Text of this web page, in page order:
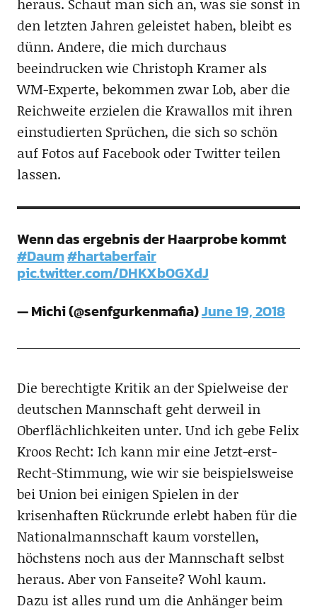
heraus. Schaut man sich an, was sie sonst in
den letzten Jahren geleistet haben, bleibt es
dünn. Andere, die mich durchaus
beeindrucken wie Christoph Kramer als
WM-Experte, bekommen zwar Lob, aber die
Reichweite erzielen die Krawallos mit ihren
einstudierten Sprüchen, die sich so schön
auf Fotos auf Facebook oder Twitter teilen
lassen.
Wenn das ergebnis der Haarprobe kommt
#Daum#hartaberfair
pic.twitter.com/DHKXb0GXdJ
— Michi (@senfgurkenmafia)June 19, 2018
Die berechtigte Kritik an der Spielweise der
deutschen Mannschaft geht derweil in
Oberflächlichkeiten unter. Und ich gebe Felix
Kroos Recht: Ich kann mir eine Jetzt-erst-
Recht-Stimmung, wie wir sie beispielsweise
bei Union bei einigen Spielen in der
krisenhaften Rückrunde erlebt haben für die
Nationalmannschaft kaum vorstellen,
höchstens noch aus der Mannschaft selbst
heraus. Aber von Fanseite? Wohl kaum.
Dazu ist alles rund um die Anhänger beim